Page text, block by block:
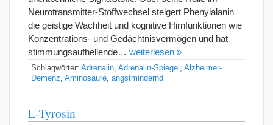
Neurotransmitter-Stoffwechsel steigert Phenylalanin
die geistige Wachheit und kognitive Hirnfunktionen wie
Konzentrations- und Gedächtnisvermögen und hat
stimmungsaufhellende… weiterlesen »
Schlagwörter: Adrenalin Adrenalin-Spiegel
Alzheimer-
Demenz Aminosäure angstmindernd
L-Tyrosin